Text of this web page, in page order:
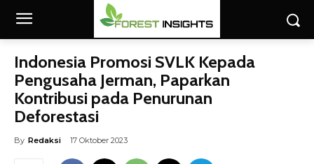
Indonesia Promosi SVLK Kepada
Pengusaha Jerman, Paparkan
Kontribusi pada Penurunan
Deforestasi
By Redaksi 17 Oktober 2023